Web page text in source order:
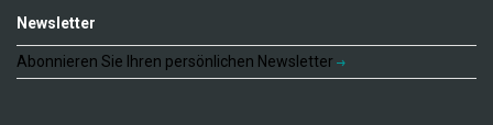
Newsletter
Abonnieren Sie Ihren persönlichen Newsletter